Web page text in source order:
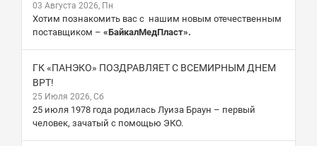
03 Августа 2026, Пн
Хотим познакомить вас с нашим новым отечественным
поставщиком – «БайкалМедПласт».
ГК «ПАНЭКО» ПОЗДРАВЛЯЕТ С ВСЕМИРНЫМ ДНЕМ
ВРТ!
25 Июля 2026, Сб
25 июля 1978 года родилась Луиза Браун – первый
человек, зачатый с помощью ЭКО.